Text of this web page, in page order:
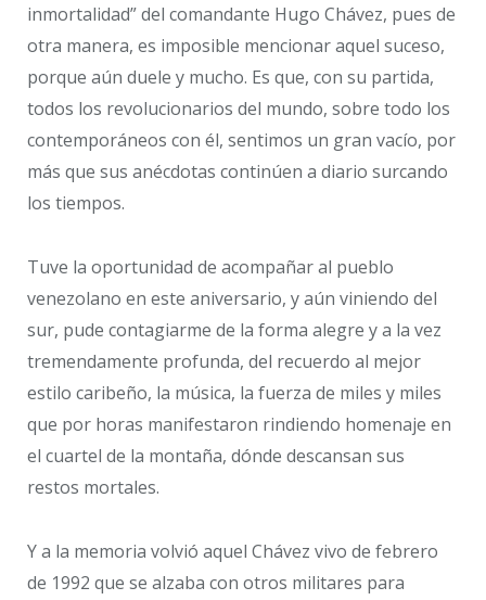
inmortalidad” del comandante Hugo Chávez, pues de
otra manera, es imposible mencionar aquel suceso,
porque aún duele y mucho. Es que, con su partida,
todos los revolucionarios del mundo, sobre todo los
contemporáneos con él, sentimos un gran vacío, por
más que sus anécdotas continúen a diario surcando
los tiempos.
Tuve la oportunidad de acompañar al pueblo
venezolano en este aniversario, y aún viniendo del
sur, pude contagiarme de la forma alegre y a la vez
tremendamente profunda, del recuerdo al mejor
estilo caribeño, la música, la fuerza de miles y miles
que por horas manifestaron rindiendo homenaje en
el cuartel de la montaña, dónde descansan sus
restos mortales.
Y a la memoria volvió aquel Chávez vivo de febrero
de 1992 que se alzaba con otros militares para